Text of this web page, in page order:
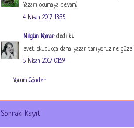
Yazarı okumaya devam:)
4 Nisan 2017 13:35
Nilgün Komardedi ki...
evet okudukça daha yazar tanıyoruz ne güzel
5 Nisan 2017 01:59
Yorum Gönder
Sonraki Kayıt